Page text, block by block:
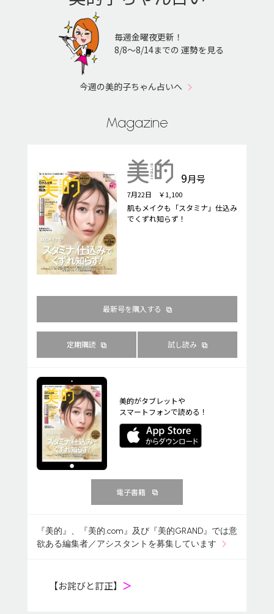
毎週金曜夜更新！
8/8〜8/14までの 運勢を見る
今週の美的子ちゃん占いへ
Magazine
9月号
7月22日 ￥1,100
肌もメイクも「スタミナ」仕込み
でくずれ知らず！
最新号を購入する
定期購読 試し読み
美的がタブレットや
スマートフォンで読める！
電子書籍
『美的』、『美的.com』及び『美的GRAND』では意
欲ある編集者／アシスタントを募集しています
【お詫びと訂正】 ＞